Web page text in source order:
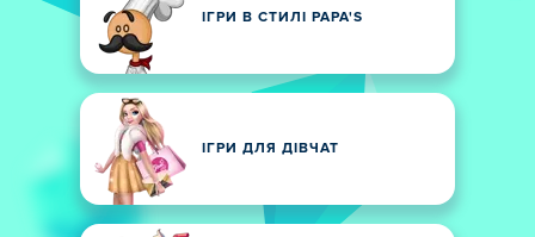
ІГРИ В СТИЛІ PAPA'S
ІГРИ ДЛЯ ДІВЧАТ